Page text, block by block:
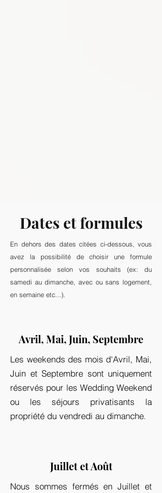
Dates et formules
En dehors des dates citées ci-dessous, vous
avez la possibilité de choisir une formule
personnalisée selon vos souhaits (ex: du
samedi au dimanche, avec ou sans logement,
en semaine etc...).
Avril, Mai, Juin, Septembre
Les weekends des mois d'Avril, Mai,
Juin et Septembre sont uniquement
réservés pour les Wedding Weekend
ou les séjours privatisants la
propriété du vendredi au dimanche.
Juillet et Août
Nous sommes fermés en Juillet et